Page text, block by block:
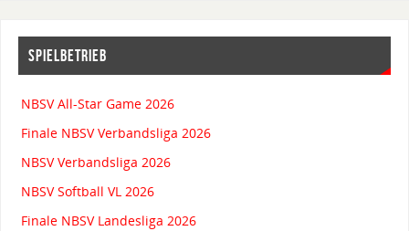
SPIELBETRIEB
NBSV All-Star Game 2026
Finale NBSV Verbandsliga 2026
NBSV Verbandsliga 2026
NBSV Softball VL 2026
Finale NBSV Landesliga 2026